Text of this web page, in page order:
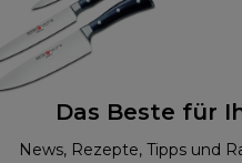
Das Beste für
News, Rezepte, Tipps und